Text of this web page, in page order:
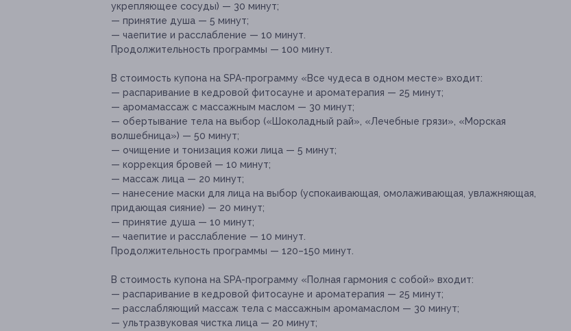
укрепляющее сосуды) — 30 минут;
— принятие душа — 5 минут;
— чаепитие и расслабление — 10 минут.
Продолжительность программы — 100 минут.
В стоимость купона на SPA-программу «Все чудеса в одном месте» входит:
— распаривание в кедровой фитосауне и ароматерапия — 25 минут;
— аромамассаж с массажным маслом — 30 минут;
— обертывание тела на выбор («Шоколадный рай», «Лечебные грязи», «Морская
волшебница») — 50 минут;
— очищение и тонизация кожи лица — 5 минут;
— коррекция бровей — 10 минут;
— массаж лица — 20 минут;
— нанесение маски для лица на выбор (успокаивающая, омолаживающая, увлажняющая,
придающая сияние) — 20 минут;
— принятие душа — 10 минут;
— чаепитие и расслабление — 10 минут.
Продолжительность программы — 120–150 минут.
В стоимость купона на SPA-программу «Полная гармония с собой» входит:
— распаривание в кедровой фитосауне и ароматерапия — 25 минут;
— расслабляющий массаж тела с массажным аромамаслом — 30 минут;
— ультразвуковая чистка лица — 20 минут;